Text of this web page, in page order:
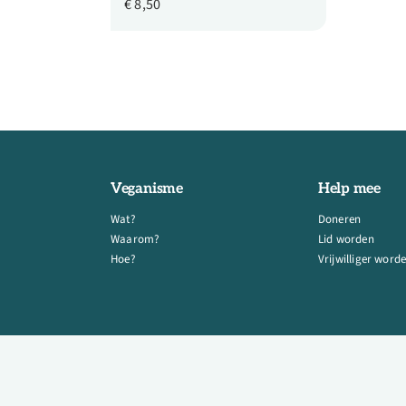
€8,50
Veganisme
Wat?
Waarom?
Hoe?
Help mee
Doneren
Lid worden
Vrijwilliger